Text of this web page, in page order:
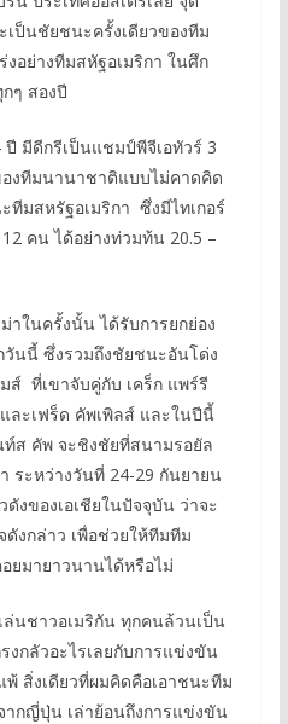
ป็นชัยชนะครั้งเดียวของทีม
อย่างทีมสหัฐอเมริกา ในศึก
ๆ สองปี
มีดีกรีเป็นแชมป์พีจีเอทัวร์ 3
องทีมนานาชาติแบบไม่คาดคิด
ทีมสหรัฐอเมริกา ซึ่งมีไทเกอร์
คน ได้อย่างท่วมท้น 20.5 –
าในครั้งนั้น ได้รับการยกย่อง
นนี้ ซึ่งรวมถึงชัยชนะอันโด่ง
ที่เขาจับคู่กับ เคร็ก แพร์รี
ละเฟร็ด คัพเพิลส์ และในปีนี้
ส คัพ จะชิงชัยที่สนามรอยัล
ระหว่างวันที่ 24-29 กันยายน
งของเอเชียในปัจจุบัน ว่าจะ
ดังกล่าว เพื่อช่วยให้ทีมทีม
มายาวนานได้หรือไม่
ล่นชาวอเมริกัน ทุกคนล้วนเป็น
งกลัวอะไรเลยกับการแข่งขัน
สิ่งเดียวที่ผมคิดคือเอาชนะทีม
ากญี่ปุ่น เล่าย้อนถึงการแข่งขัน